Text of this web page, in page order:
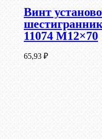
Винт
11074 М12×70
65,93 ₽